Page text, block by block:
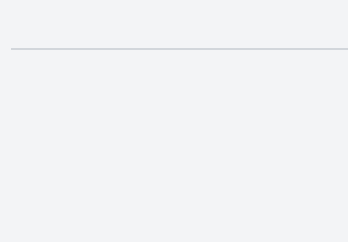
opens in
opens
opens in
opens in new